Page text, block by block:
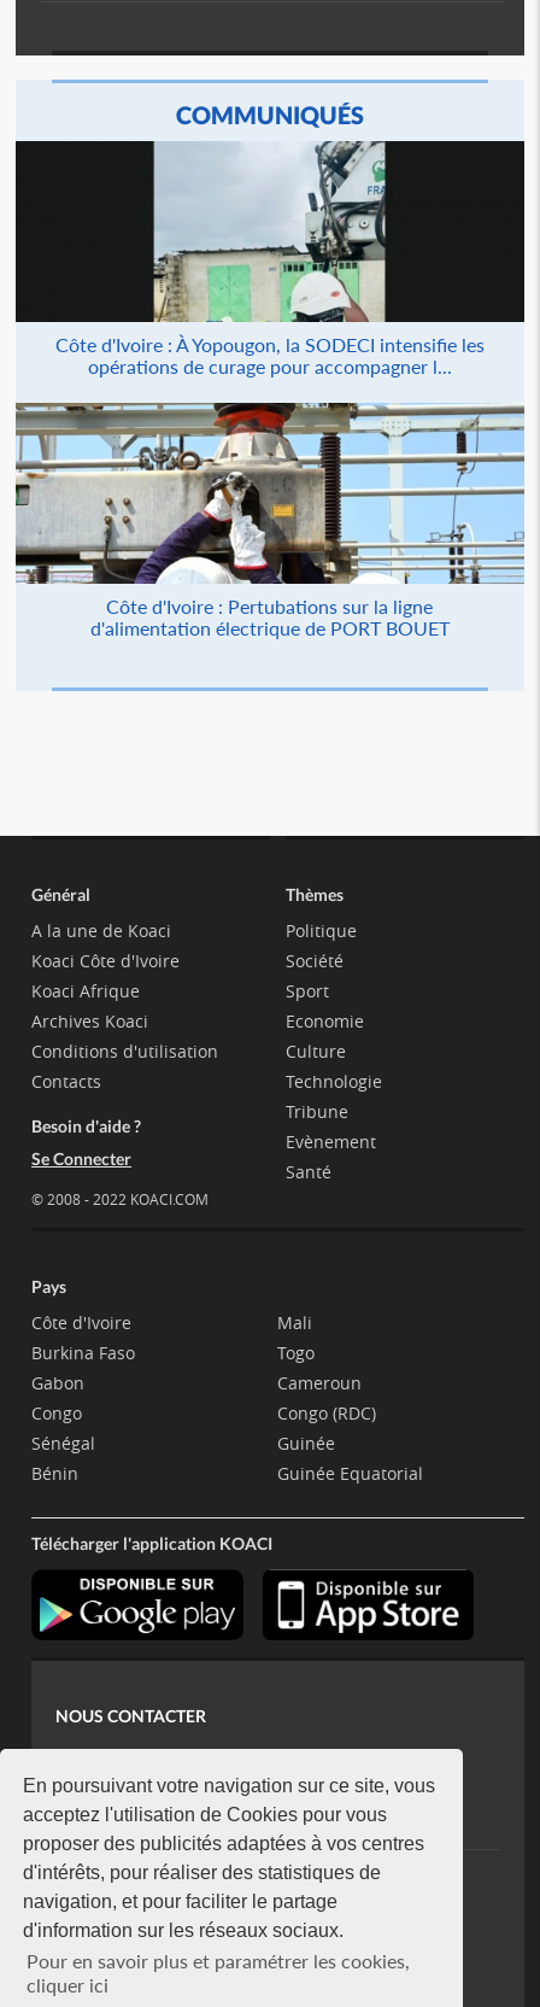
En poursuivant votre navigation sur ce site, vous
acceptez l'utilisation de Cookies pour vous
proposer des publicités adaptées à vos centres
d'intérêts, pour réaliser des statistiques de
navigation, et pour faciliter le partage
d'information sur les réseaux sociaux.
Pour en savoir plus et paramétrer les cookies,
cliquer ici
COMMUNIQUÉS
Côte d'Ivoire : À Yopougon, la SODECI intensifie les
opérations de curage pour accompagner l...
Côte d'Ivoire : Pertubations sur la ligne
d'alimentation électrique de PORT BOUET
Général
A la une de Koaci
Koaci Côte d'Ivoire
Koaci Afrique
Archives Koaci
Conditions d'utilisation
Contacts
Besoin d'aide ?
Se Connecter
© 2008 - 2022 KOACI.COM
Thèmes
Politique
Société
Sport
Economie
Culture
Technologie
Tribune
Evènement
Santé
Pays
Côte d'Ivoire
Burkina Faso
Gabon
Congo
Sénégal
Bénin
Mali
Togo
Cameroun
Congo (RDC)
Guinée
Guinée Equatorial
Télécharger l'application KOACI
NOUS CONTACTER
koaci@yahoo.fr
+225 07 08 85 52 93
NEWSLETTER
Restez connecté via notre newsletter
S'abonner
Se désabonner